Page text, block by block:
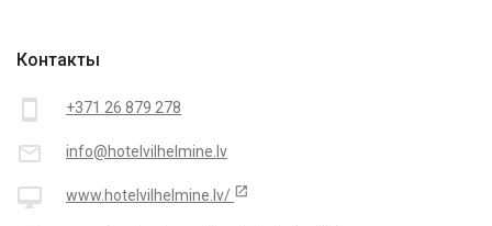
Контакты
smartphone +371 26 879 278
mail_outline info@hotelvilhelmine.lv
desktop_mac www.hotelvilhelmine.lv/ open_in_new